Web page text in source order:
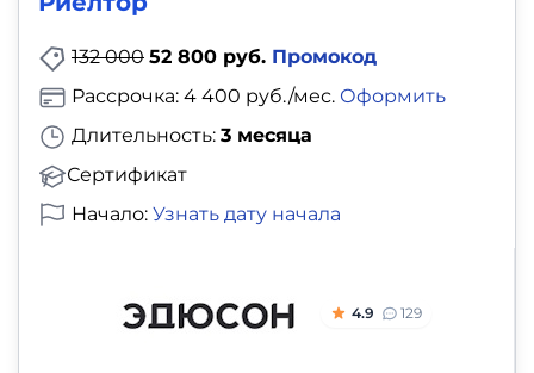
132 000 52 800 руб. Промокод
Длительность: 3 месяца
Сертификат
Рассрочка: 4 400 руб./мес. Оформить
Начало: Узнать дату начала
4.9 129